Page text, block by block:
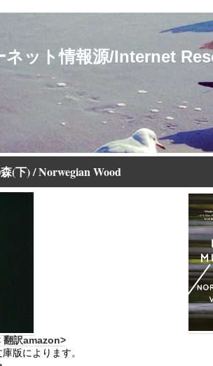
ネット情報源/Internet
(下) / Norwegian Wood
翻訳amazon>
版によります。